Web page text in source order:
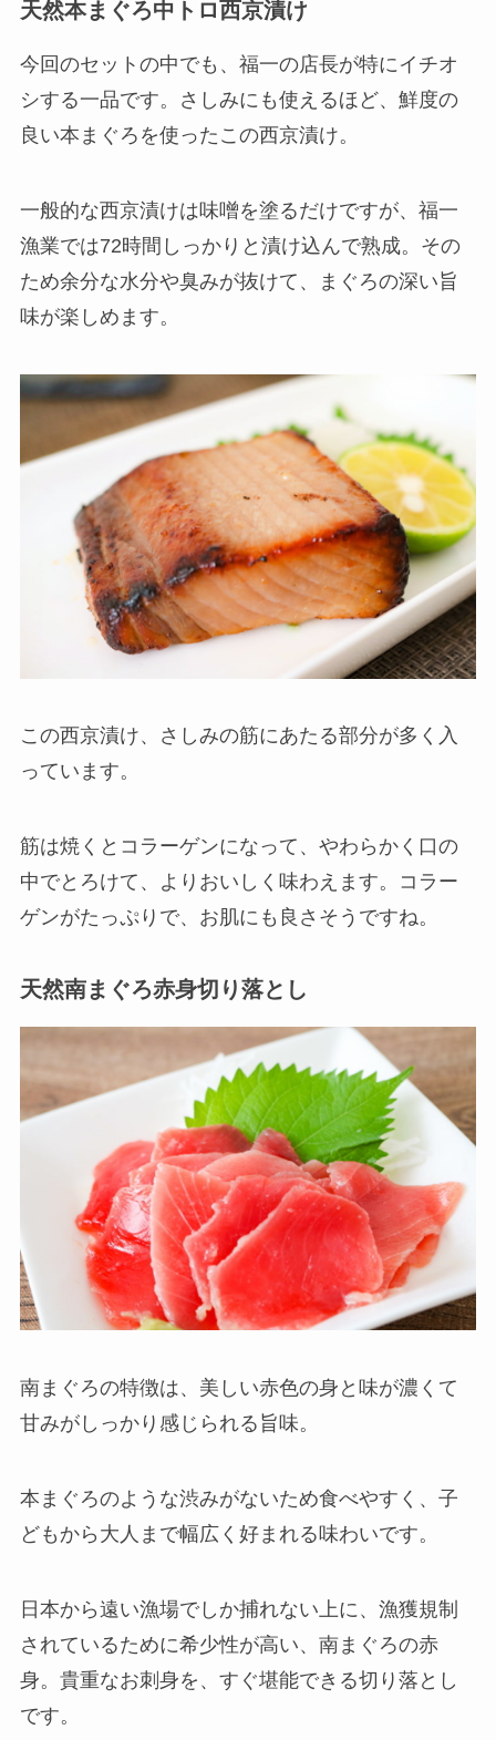
天然本まぐろ中トロ西京漬け
今回のセットの中でも、福一の店長が特にイチオ
シする一品です。さしみにも使えるほど、鮮度の
良い本まぐろを使ったこの西京漬け。
一般的な西京漬けは味噌を塗るだけですが、福一
漁業では72時間しっかりと漬け込んで熟成。その
ため余分な水分や臭みが抜けて、まぐろの深い旨
味が楽しめます。
この西京漬け、さしみの筋にあたる部分が多く入
っています。
筋は焼くとコラーゲンになって、やわらかく口の
中でとろけて、よりおいしく味わえます。コラー
ゲンがたっぷりで、お肌にも良さそうですね。
天然南まぐろ赤身切り落とし
南まぐろの特徴は、美しい赤色の身と味が濃くて
甘みがしっかり感じられる旨味。
本まぐろのような渋みがないため食べやすく、子
どもから大人まで幅広く好まれる味わいです。
日本から遠い漁場でしか捕れない上に、漁獲規制
されているために希少性が高い、南まぐろの赤
身。貴重なお刺身を、すぐ堪能できる切り落とし
です。